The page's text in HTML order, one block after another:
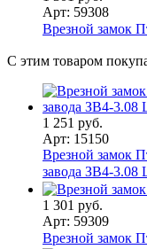
Арт: 59308
Врезной замок
С этим товаром
1 251 руб.
Арт: 15150
Врезной замок
завода ЗВ4-3.08
1 301 руб.
Арт: 59309
Врезной замок